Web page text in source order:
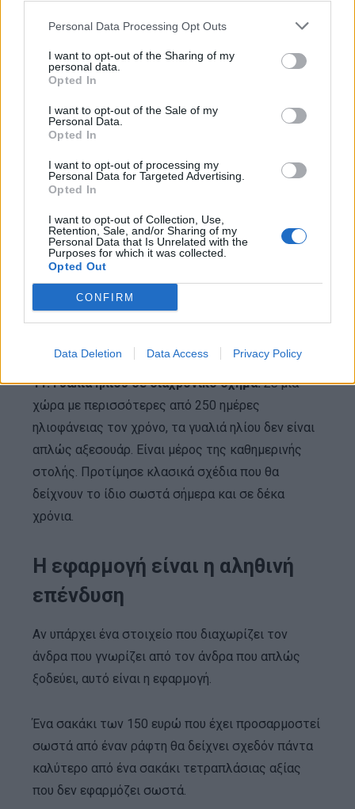
Personal Data Processing Opt Outs
I want to opt-out of the Sharing of my
personal data.
Opted In
I want to opt-out of the Sale of my
Personal Data.
Opted In
I want to opt-out of processing my
Personal Data for Targeted Advertising.
Opted In
I want to opt-out of Collection, Use,
Retention, Sale, and/or Sharing of my
Personal Data that Is Unrelated with the
Purposes for which it was collected.
Opted Out
CONFIRM
Data Deletion Data Access Privacy Policy
βαθύ μπλε ή ελιά.
7. Suede loafers:Το παπούτσι που ισορροπεί
ιδανικά ανάμεσα στο formal και το relaxed.
8. Δερμάτινη ζώνη:Απλή, ποιοτική και
9. Ελαφρύ πλεκτό: Crew neck ή V-neck σε navy,
γκρι ή ecru.
10. Ένα κλασικό ρολόι:Αθόρυβη κομψότητα αντί
11. Γυαλιά ηλίου σε διαχρονικό σχήμα:Σε μια
χώρα με περισσότερες από 250 ημέρες
ηλιοφάνειας τον χρόνο, τα γυαλιά ηλίου δεν είναι
απλώς αξεσουάρ. Είναι μέρος της καθημερινής
στολής. Προτίμησε κλασικά σχέδια που θα
δείχνουν το ίδιο σωστά σήμερα και σε δέκα
χρόνια.
Η εφαρμογή είναι η αληθινή
επένδυση
Αν υπάρχει ένα στοιχείο που διαχωρίζει τον
άνδρα που γνωρίζει από τον άνδρα που απλώς
ξοδεύει, αυτό είναι η εφαρμογή.
Ένα σακάκι των 150 ευρώ που έχει προσαρμοστεί
σωστά από έναν ράφτη θα δείχνει σχεδόν πάντα
καλύτερο από ένα σακάκι τετραπλάσιας αξίας
που δεν εφαρμόζει σωστά.